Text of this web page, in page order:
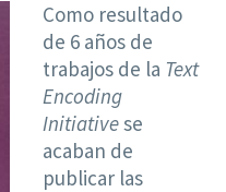
Como resultado
de 6 años de
trabajos de la Text
Encoding
Initiativese
acaban de
publicar las